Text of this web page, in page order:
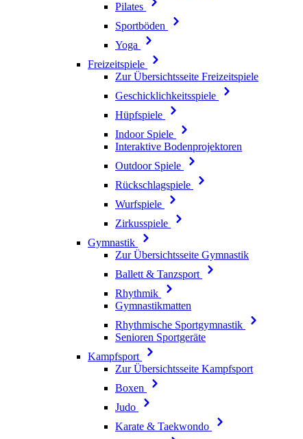
Pilates
Sportböden
Yoga
Freizeitspiele
Zur Übersichtsseite Freizeitspiele
Geschicklichkeitsspiele
Hüpfspiele
Indoor Spiele
Interaktive Bodenprojektoren
Outdoor Spiele
Rückschlagspiele
Wurfspiele
Zirkusspiele
Gymnastik
Zur Übersichtsseite Gymnastik
Ballett & Tanzsport
Rhythmik
Gymnastikmatten
Rhythmische Sportgymnastik
Senioren Sportgeräte
Kampfsport
Zur Übersichtsseite Kampfsport
Boxen
Judo
Karate & Taekwondo